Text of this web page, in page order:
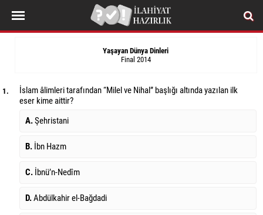
Yaşayan Dünya Dinleri
Final 2014
1.
İslam âlimleri tarafından “Milel ve Nihal” başlığı altında yazılan ilk
eser kime aittir?
A.Şehristani
B. İbn Hazm
C. İbnü’n-Nedîm
D.Abdülkahir el-Bağdadi